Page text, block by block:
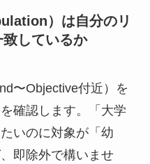
）は自分のリ
しているか
〜Objective付近）を
確認します。「大学
いのに対象が「幼
即除外で構いませ